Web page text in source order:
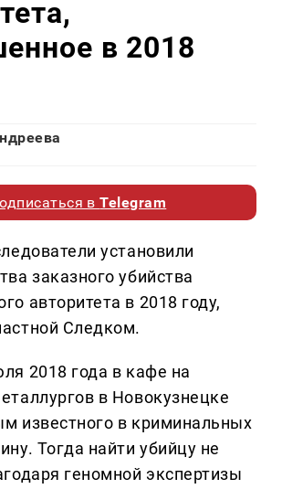
в 2018
вTelegram
установили
заказного убийства
авторитета в 2018 году,
Следком.
2018 года в кафе на
в Новокузнецке
известного в криминальных
Тогда найти убийцу не
геномной экспертизы